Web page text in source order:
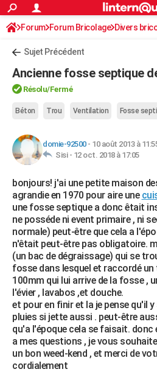
ACTUALITÉS
Politique
Société
Faits Divers
Education
Monde
Villes
+
Programme TV
TNTStreaming
Cinéma
Sorties cinéma
Musique
+FINANCE
Retraite
Impôts
Epargne
Immobilier
Risques naturels par ville
Banque
Assurance
Crédit
AUTO
Essais
Réserver un essai
Citadines
Berlines
SUV
Forum auto
HIGH-TECH
Mobiles
Meilleur smartphone
Internet
Ordinateurs
Jeux vidéo
Guide high-tech
BRICOLAGE
Forum
Aménagement intérieur
Extérieur
Cuisine
Salle de bains
Jardinage
Rangement
WEEK-END
Guides de France
Escapades
Patrimoine
Expositions
Musées
Week-end nature
+LIFESTYLE
Art de vivre
Bien-être
Loisirs
Mode
Modes de vie
SANTE
Alimentation
Guide de la santé
Maladies
Médicaments
Sommeil
VOYAGE
Destinations
City break
Voyage nature
Voyage de noces
Forum
Climat
PHOTO
GUIDES D'ACHAT
BONS PLANS
CARTE DE VOEUX
S'inscrire
Forum Forum Bricolage Divers
Sujet Précédent
Ancienne fosse septique
Résolu/Fermé
Béton Trou Ventilation Fosse
domie-92500- 10 août 2013 à
Sisi - 12 oct. 2018 à 17:05
bonjours! j'ai une petite maison
agrandie en 1970 pour aire une
une fosse septique a donc êtait
ne posséde ni event primaire , ni
normale) peut-être que cela a
n'êtait peut-être pas obligatoire.
(un bac de dégraissage) qui se
fosse dans lesquel et raccordé un
100mm qui lui arrive de la fosse ,
l'évier , lavabos ,et douche.
et pour en finir et la je pense qu'il y
pluies si jette aussi . peut-être
qu'a l'époque cela se faisait. donc
a mes questions , je vous souhaite
un bon weed-kend , et merci de
cordialement